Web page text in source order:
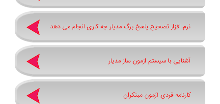
نرم افزار تصحیح پاسخ برگ مدیار چه کاری انجام می دهد
آشنایی با سیستم ازمون ساز مدیار
کارنامه فردی آزمون مبتکران